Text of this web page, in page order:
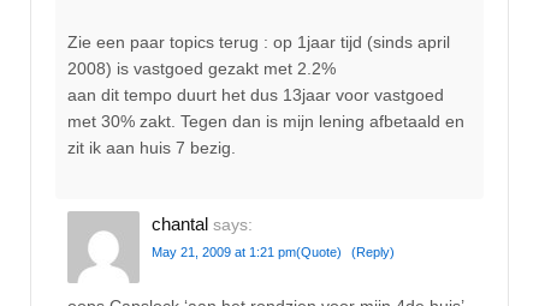
Zie een paar topics terug : op 1jaar tijd (sinds april
2008) is vastgoed gezakt met 2.2%
aan dit tempo duurt het dus 13jaar voor vastgoed
met 30% zakt. Tegen dan is mijn lening afbetaald en
zit ik aan huis 7 bezig.
chantal says:
May 21, 2009 at 1:21 pm(Quote) (Reply)